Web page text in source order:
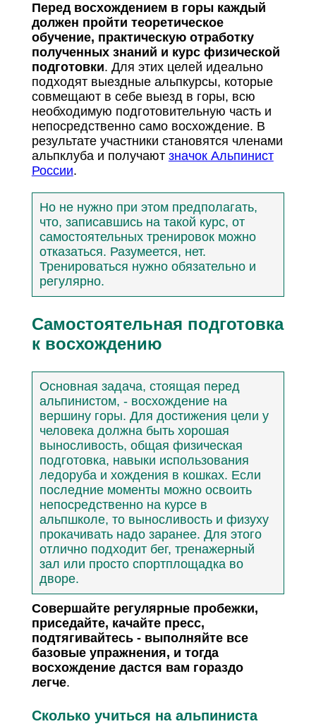
Перед восхождением в горы каждый
должен пройти теоретическое
обучение, практическую отработку
полученных знаний и курс физической
подготовки. Для этих целей идеально
подходят выездные альпкурсы, которые
совмещают в себе выезд в горы, всю
необходимую подготовительную часть и
непосредственно само восхождение. В
результате участники становятся членами
альпклуба и получают значок Альпинист
России.
Но не нужно при этом предполагать,
что, записавшись на такой курс, от
самостоятельных тренировок можно
отказаться. Разумеется, нет.
Тренироваться нужно обязательно и
регулярно.
Самостоятельная подготовка
к восхождению
Основная задача, стоящая перед
альпинистом, - восхождение на
вершину горы. Для достижения цели у
человека должна быть хорошая
выносливость, общая физическая
подготовка, навыки использования
ледоруба и хождения в кошках. Если
последние моменты можно освоить
непосредственно на курсе в
альпшколе, то выносливость и физуху
прокачивать надо заранее. Для этого
отлично подходит бег, тренажерный
зал или просто спортплощадка во
дворе.
Совершайте регулярные пробежки,
приседайте, качайте пресс,
подтягивайтесь - выполняйте все
базовые упражнения, и тогда
восхождение дастся вам гораздо
легче.
Сколько учиться на альпиниста